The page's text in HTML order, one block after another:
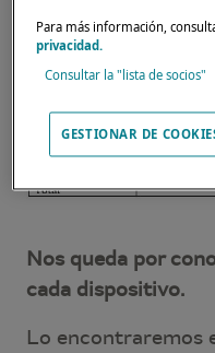
de navegación:
Nos queda por
cada dispositivo.
Lo encontraremos
Para más información,
privacidad.
Consultar la "lista de socios"
GESTIONAR DE